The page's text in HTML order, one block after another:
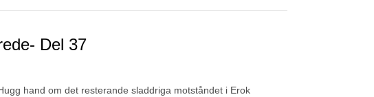
Del 37
hand om det resterande sladdriga motståndet i Erok